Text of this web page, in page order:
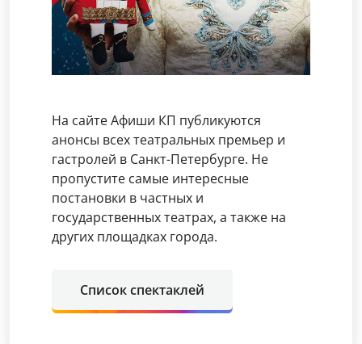
На сайте Афиши КП публикуются
анонсы всех театральных премьер и
гастролей в Санкт-Петербурге. Не
пропустите самые интересные
постановки в частных и
государственных театрах, а также на
других площадках города.
Список спектаклей